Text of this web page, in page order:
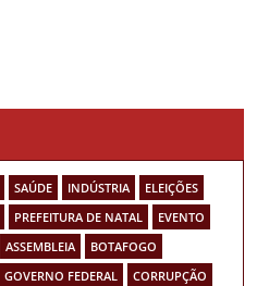
SAÚDE INDÚSTRIA
ELEIÇÕES
PREFEITURA DE NATAL
EVENTO
ASSEMBLEIA
BOTAFOGO
GOVERNO FEDERAL
CORRUPÇÃO